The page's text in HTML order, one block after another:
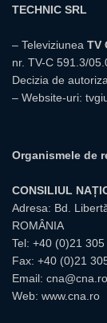
TECHNIC SRL
– Televiziunea TV
nr. TV-C 591.3/
Decizia de
– Website-uri:
Organismele de
CONSILIUL
Adresa: Bd.
ROMÂNIA
Tel: +40 (0)21
Fax: +40 (0)21
Email: cna@cna.ro
Web: www.cna.ro